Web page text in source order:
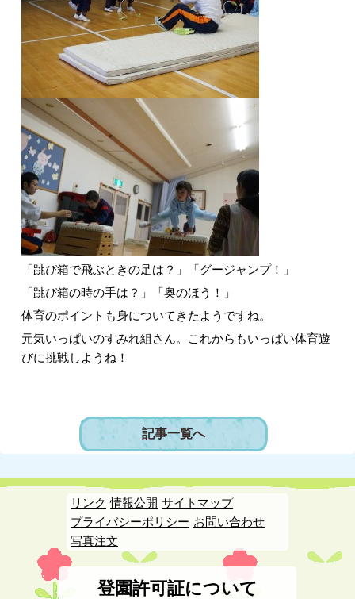
「跳び箱で飛ぶときの足は？」「グージャンプ！」
「跳び箱の時の手は？」「奥のほう！」
体育のポイントも身についてきたようですね。
元気いっぱいのすみれ組さん。これからもいっぱい体育遊
びに挑戦しようね！
記事一覧へ
リンク 情報公開 サイトマップ
プライバシーポリシー お問い合わせ
写真注文
登園許可証について